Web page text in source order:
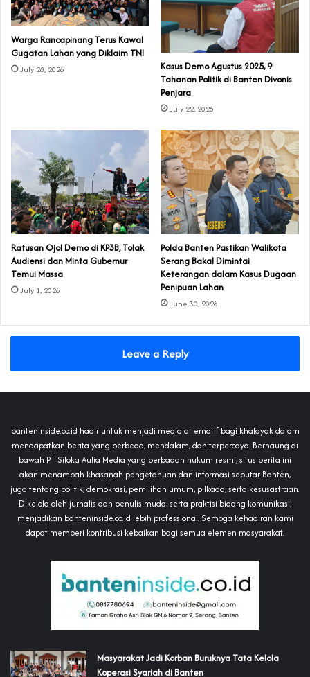
‎Warga Rancapinang Terus Kawal
Gugatan Lahan yang Diklaim TNI‎‎
July 28, 2026
‎Kasus Demo Agustus 2025, 9
Tahanan Politik di Banten Divonis
Penjara
July 22, 2026
‎Ratusan Ojol Demo di KP3B, Tolak
Audiensi dan Minta Gubernur
Temui Massa
July 1, 2026
Polda Banten Pastikan Walikota
Serang Bakal Dimintai
Keterangan dalam Kasus Dugaan
Penipuan Lahan
June 30, 2026
Leave a Reply
banteninside.co.id hadir untuk menjadi media alternatif bagi khalayak dalam
mendapatkan berita yang berbeda, mendalam, dan terpercaya. Bernaung di
bawah PT Siloka Aulia Media yang berbadan hukum resmi, situs berita ini
akan menambah khasanah pengetahuan dan informasi seputar Banten,
juga tentang politik, demokrasi, pemilihan umum, pilkada, serta kesusastraan.
Dikelola oleh jurnalis dan penulis muda, serta praktisi bidang komunikasi,
menjadikan banteninside.co.id lebih professional. Semoga kehadiran kami
dapat memberi kontribusi kebaikan bagi semua elemen masyarakat.
‎Masyarakat Jadi Korban Buruknya Tata Kelola
Koperasi Syariah di Banten